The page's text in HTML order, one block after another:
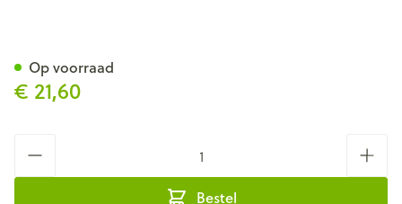
€ 21,60
Bestel
Op voorraad